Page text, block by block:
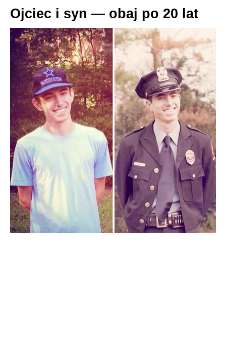
Ojciec i syn — obaj po 20 lat